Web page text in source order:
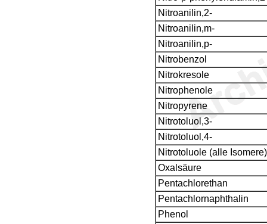
Nitroanilin,2-
Nitroanilin,m-
Nitroanilin,p-
Nitrobenzol
Nitrokresole
Nitrophenole
Nitropyrene
Nitrotoluol,3-
Nitrotoluol,4-
Nitrotoluole (alle Isomere)
Oxalsäure
Pentachlorethan
Pentachlornaphthalin
Phenol